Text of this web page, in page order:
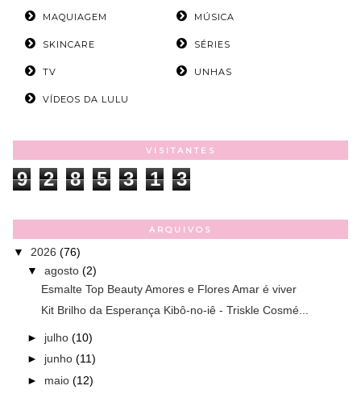
MAQUIAGEM MÚSICA
SKINCARE SÉRIES
TV UNHAS
VÍDEOS DA LULU
VISITANTES
9 2 8 5 3 1 3
ARQUIVOS
▼ 2026 (76)
▼ agosto (2)
Esmalte Top Beauty Amores e Flores Amar é viver
Kit Brilho da Esperança Kibô-no-iê - Triskle Cosmé...
► julho (10)
► junho (11)
► maio (12)